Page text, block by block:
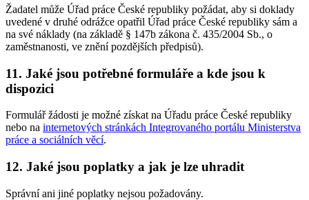
Žadatel může Úřad práce České republiky požádat, aby si doklady
uvedené v druhé odrážce opatřil Úřad práce České republiky sám a
na své náklady (na základě § 147b zákona č. 435/2004 Sb., o
zaměstnanosti, ve znění pozdějších předpisů).
11. Jaké jsou potřebné formuláře a kde jsou k
dispozici
Formulář žádosti je možné získat na Úřadu práce České republiky
nebo na internetových stránkách Integrovaného portálu Ministerstva
práce a sociálních věcí.
12. Jaké jsou poplatky a jak je lze uhradit
Správní ani jiné poplatky nejsou požadovány.